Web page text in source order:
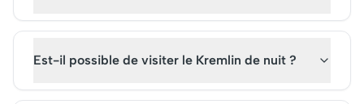
Est-il possible de visiter le Kremlin de nuit ?